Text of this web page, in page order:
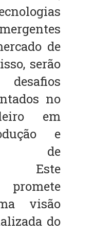
de
serão
no
em
e
de
Este
visão
do